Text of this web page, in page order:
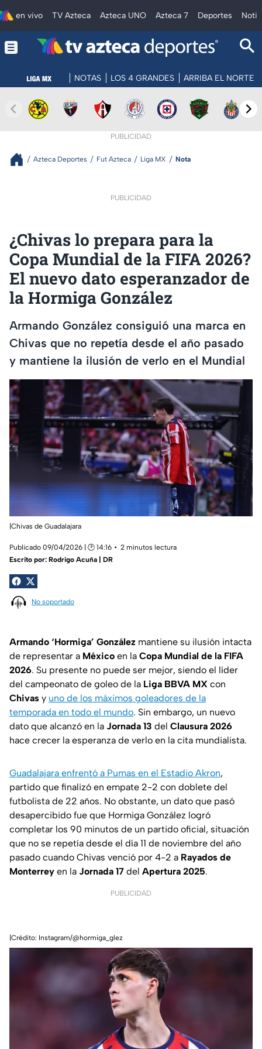
en vivo TV Azteca Azteca UNO Azteca 7 Deportes
NOTAS LOS 4 GRANDES ARRIBA EL NORTE
PUBLICIDAD
Azteca Deportes Fut Azteca Liga MX Nota
PUBLICIDAD
¿Chivas lo prepara para la
Copa Mundial de la FIFA 2026?
El nuevo dato esperanzador de
la Hormiga González
Armando González consiguió una marca en
Chivas que no repetía desde el año pasado
y mantiene la ilusión de verlo en el Mundial
|Chivas de Guadalajara
Publicado 09/04/2026 | 🕑 14:16
2 minutos lectura
Escrito por: Rodrigo Acuña | DR
No soportado
Armando ‘Hormiga’ González mantiene su ilusión intacta
de representar a México en la Copa Mundial de la FIFA
2026. Su presente no puede ser mejor, siendo el líder
del campeonato de goleo de la Liga BBVA MX con
Chivas y uno de los máximos goleadores de la
temporada en todo el mundo. Sin embargo, un nuevo
dato que alcanzó en la Jornada 13 del Clausura 2026
hace crecer la esperanza de verlo en la cita mundialista.
Guadalajara enfrentó a Pumas en el Estadio Akron,
partido que finalizó en empate 2-2 con doblete del
futbolista de 22 años. No obstante, un dato que pasó
desapercibido fue que Hormiga González logró
completar los 90 minutos de un partido oficial, situación
que no se repetía desde el día 11 de noviembre del año
pasado cuando Chivas venció por 4-2 a Rayados de
Monterrey en la Jornada 17 del Apertura 2025.
PUBLICIDAD
|Crédito: Instagram/@hormiga_glez